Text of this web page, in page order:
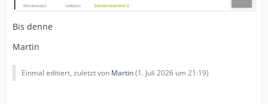
Bis denne
Martin
Einmal editiert, zuletzt von Martin(1. Juli 2026 um 21:19)